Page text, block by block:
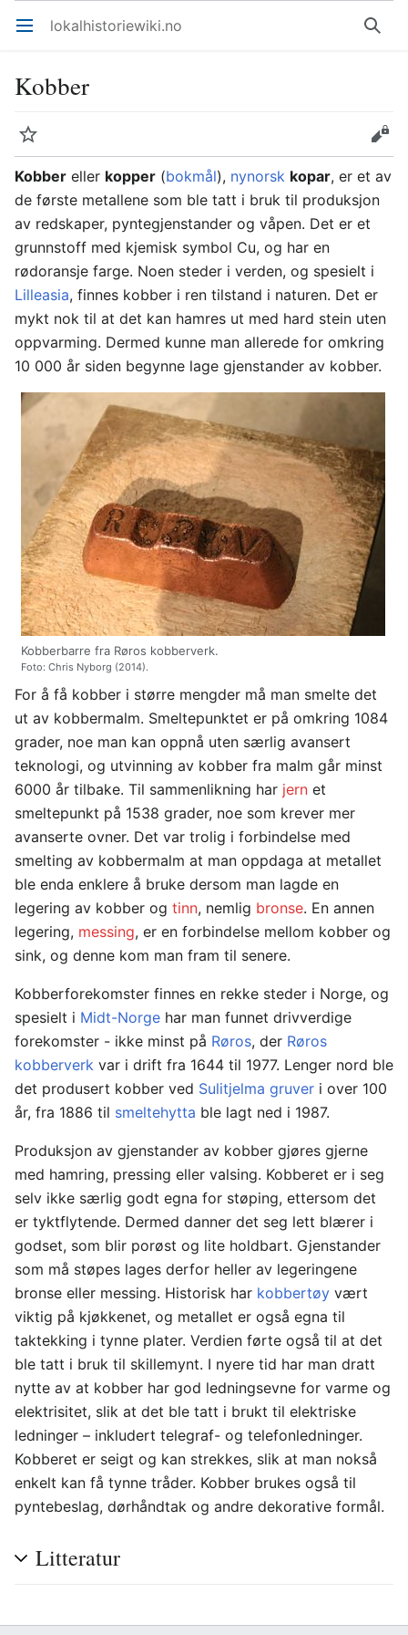
Åpne hovedmenyen lokalhistoriewiki.no Søk
Kobber
Overvåk
Rediger
Kobber eller kopper (bokmål), nynorsk kopar, er et av
de første metallene som ble tatt i bruk til produksjon
av redskaper, pyntegjenstander og våpen. Det er et
grunnstoff med kjemisk symbol Cu, og har en
rødoransje farge. Noen steder i verden, og spesielt i
Lilleasia, finnes kobber i ren tilstand i naturen. Det er
mykt nok til at det kan hamres ut med hard stein uten
oppvarming. Dermed kunne man allerede for omkring
10 000 år siden begynne lage gjenstander av kobber.
Kobberbarre fra Røros kobberverk.
Foto: Chris Nyborg (2014).
For å få kobber i større mengder må man smelte det
ut av kobbermalm. Smeltepunktet er på omkring 1084
grader, noe man kan oppnå uten særlig avansert
teknologi, og utvinning av kobber fra malm går minst
6000 år tilbake. Til sammenlikning har jern et
smeltepunkt på 1538 grader, noe som krever mer
avanserte ovner. Det var trolig i forbindelse med
smelting av kobbermalm at man oppdaga at metallet
ble enda enklere å bruke dersom man lagde en
legering av kobber og tinn, nemlig bronse. En annen
legering, messing, er en forbindelse mellom kobber og
sink, og denne kom man fram til senere.
Kobberforekomster finnes en rekke steder i Norge, og
spesielt i Midt-Norge har man funnet drivverdige
forekomster - ikke minst på Røros, der Røros
kobberverk var i drift fra 1644 til 1977. Lenger nord ble
det produsert kobber ved Sulitjelma gruver i over 100
år, fra 1886 til smeltehytta ble lagt ned i 1987.
Produksjon av gjenstander av kobber gjøres gjerne
med hamring, pressing eller valsing. Kobberet er i seg
selv ikke særlig godt egna for støping, ettersom det
er tyktflytende. Dermed danner det seg lett blærer i
godset, som blir porøst og lite holdbart. Gjenstander
som må støpes lages derfor heller av legeringene
bronse eller messing. Historisk har kobbertøy vært
viktig på kjøkkenet, og metallet er også egna til
taktekking i tynne plater. Verdien førte også til at det
ble tatt i bruk til skillemynt. I nyere tid har man dratt
nytte av at kobber har god ledningsevne for varme og
elektrisitet, slik at det ble tatt i brukt til elektriske
ledninger – inkludert telegraf- og telefonledninger.
Kobberet er seigt og kan strekkes, slik at man nokså
enkelt kan få tynne tråder. Kobber brukes også til
pyntebeslag, dørhåndtak og andre dekorative formål.
Litteratur